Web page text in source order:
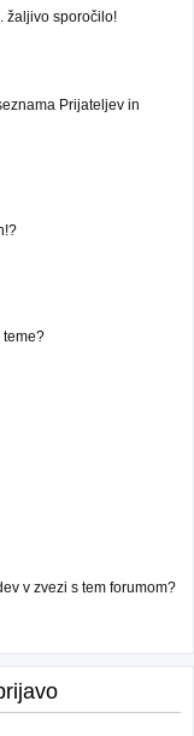
žaljivo sporočilo!
Prijateljev in
teme?
v zvezi s tem forumom?